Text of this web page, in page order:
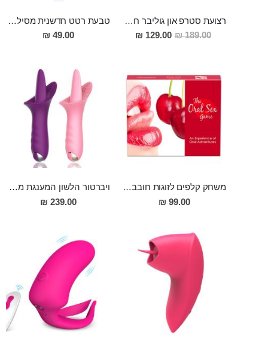
רצועת סטרפ און גוליבר חזקה ואמינה ,מתאימה לשני בני הזוג ולמגוון רחב של הדילדואים
189.00 ₪
מחיר
מבצע
129.00 ₪
טבעת רטט חדשנית מסיליקון לזוגות אוהבים
49.00 ₪
משחק קלפים לזוגות חובבי מין אוראלי
99.00 ₪
ויברטור הלשון המענגת מסיליקון רפואי עם 10 מצבי רטט, נטען
239.00 ₪